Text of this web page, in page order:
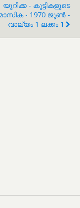
യുറീക്ക - കുട്ടികളുടെ
- 1970 ജൂൺ -
വാല്യം 1 ലക്കം 1